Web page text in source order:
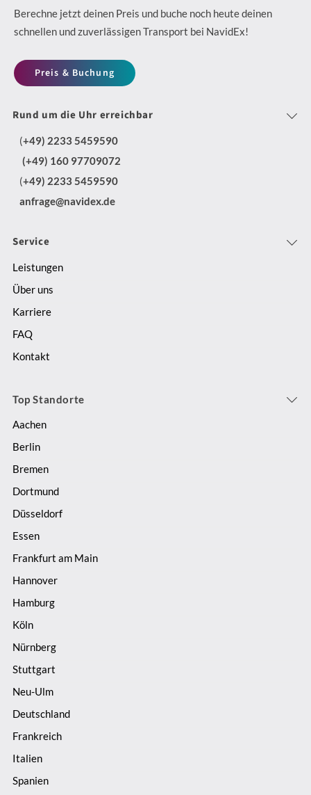
Berechne jetzt deinen Preis und buche noch heute deinen
schnellen und zuverlässigen Transport bei NavidEx!
Preis & Buchung
Rund um die Uhr erreichbar
(+49) 2233 5459590
(+49) 160 97709072
(+49) 2233 5459590
anfrage@navidex.de
Service
Leistungen
Über uns
Karriere
FAQ
Kontakt
Top Standorte
Aachen
Berlin
Bremen
Dortmund
Düsseldorf
Essen
Frankfurt am Main
Hannover
Hamburg
Köln
Nürnberg
Stuttgart
Neu-Ulm
Deutschland
Frankreich
Italien
Spanien